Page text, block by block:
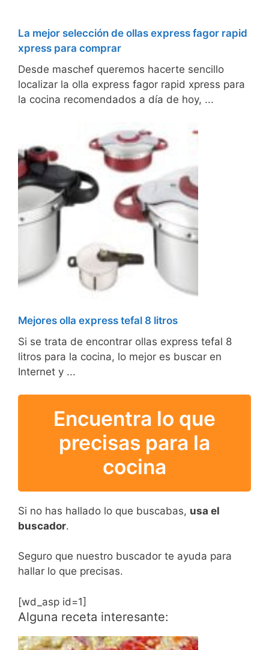
La mejor selección de ollas express fagor rapid
xpress para comprar
Desde maschef queremos hacerte sencillo
localizar la olla express fagor rapid xpress para
la cocina recomendados a día de hoy, ...
Mejores olla express tefal 8 litros
Si se trata de encontrar ollas express tefal 8
litros para la cocina, lo mejor es buscar en
Internet y ...
Encuentra lo que
precisas para la
cocina
Si no has hallado lo que buscabas, usa el
buscador.
Seguro que nuestro buscador te ayuda para
hallar lo que precisas.
[wd_asp id=1]
Alguna receta interesante: